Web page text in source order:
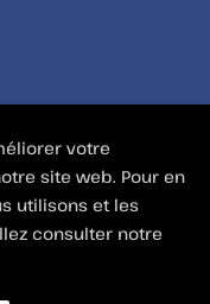
Création de
votre
site web. Pour en
utilisons et les
consulter notre